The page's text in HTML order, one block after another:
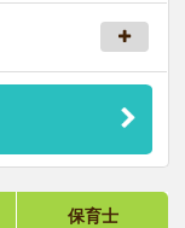
保育士